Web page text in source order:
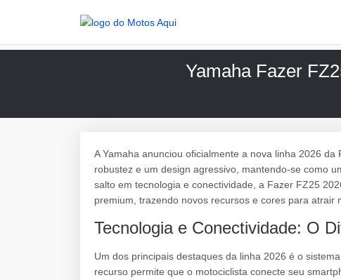
Yamaha Fazer
A Yamaha anunciou oficialmente a nova linha 2026
robustez e um design agressivo, mantendo-se como
salto em tecnologia e conectividade, a Fazer FZ25
premium, trazendo novos recursos e cores para atrair
Tecnologia e Conectividade: O
Um dos principais destaques da linha 2026 é o
recurso permite que o motociclista conecte seu